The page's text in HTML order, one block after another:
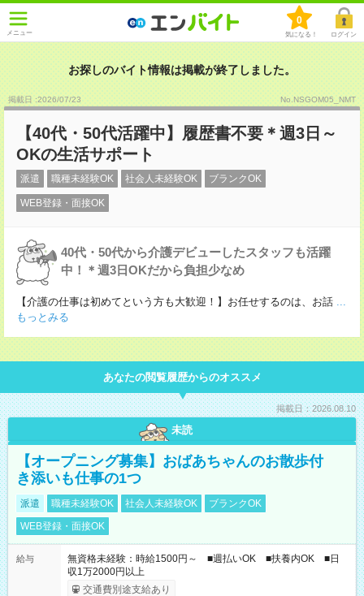
メニュー
0
気になる！ ログイン
お探しのバイト情報は掲載が終了しました。
掲載日 :2026/07/23 No.NSGOM05_NMT
【40代・50代活躍中】履歴書不要＊週3日～
OKの生活サポート
派遣 職種未経験OK 社会人未経験OK ブランクOK
WEB登録・面接OK
40代・50代から介護デビューしたスタッフも活躍
中！＊週3日OKだから負担少なめ
【介護の仕事は初めてという方も大歓迎！】お任せするのは、お話 ...
もっとみる
あなたの閲覧履歴からのオススメ
掲載日：2026.08.10
未読
【オープニング募集】おばあちゃんのお散歩付
き添いも仕事の1つ
派遣 職種未経験OK 社会人未経験OK
ブランクOK
WEB登録・面接OK
給与
無資格未経験：時給1500円～ ■週払いOK ■扶養内OK ■日
収1万2000円以上
交通費別途支給あり